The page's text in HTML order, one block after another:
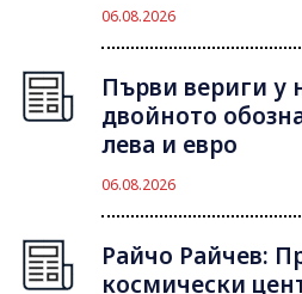
06.08.2026
Първи вериги у
двойното
лева и евро
06.08.2026
Райчо Райчев:
космически